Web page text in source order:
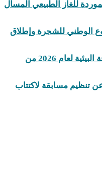
للغاز الطبيعي المسال
الوطني للشجرة وإطلاق
إطلاق الحملة الوطنية للسياحة البيئية لعام 2026 من
تنظيم مسابقة لاكتتاب